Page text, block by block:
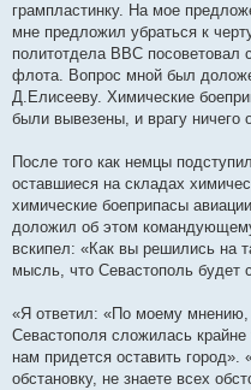
грампластинку. На мое
мне предложил убраться к
политотдела ВВС посоветовал
флота. Вопрос мной был
Д.Елисееву. Химические
были вывезены, и врагу ничего
После того как немцы
оставшиеся на складах
химические боеприпасы
доложил об этом
вскипел: «Как вы решились на
мысль, что Севастополь будет
«Я ответил: «По моему мнению,
Севастополя сложилась
нам придется оставить
обстановку, не знаете всех